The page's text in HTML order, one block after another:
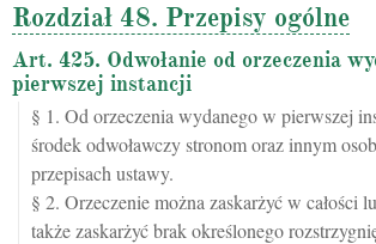
Rozdział 48. Przepisy ogólne
Art. 425. Odwołanie od orzeczenia
pierwszej instancji
§ 1. Od orzeczenia wydanego w pierwszej
środek odwoławczy stronom oraz innym
przepisach ustawy.
§ 2. Orzeczenie można zaskarżyć w całości
także zaskarżyć brak określonego